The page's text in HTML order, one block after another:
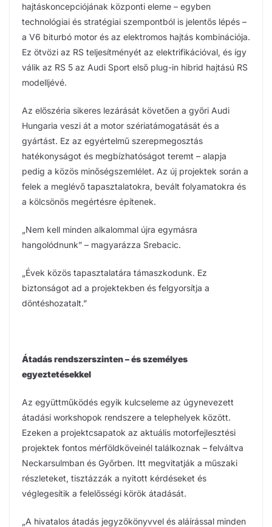
hajtáskoncepciójának központi eleme – egyben
technológiai és stratégiai szempontból is jelentős lépés –
a V6 biturbó motor és az elektromos hajtás kombinációja.
Ez ötvözi az RS teljesítményét az elektrifikációval, és így
válik az RS 5 az Audi Sport első plug-in hibrid hajtású RS
modelljévé.
Az előszéria sikeres lezárását követően a győri Audi
Hungaria veszi át a motor szériatámogatását és a
gyártást. Ez az egyértelmű szerepmegosztás
hatékonyságot és megbízhatóságot teremt – alapja
pedig a közös minőségszemlélet. Az új projektek során a
felek a meglévő tapasztalatokra, bevált folyamatokra és
a kölcsönös megértésre építenek.
„Nem kell minden alkalommal újra egymásra
hangolódnunk” – magyarázza Srebacic.
„Évek közös tapasztalatára támaszkodunk. Ez
biztonságot ad a projektekben és felgyorsítja a
döntéshozatalt.”
Átadás rendszerszinten – és személyes
egyeztetésekkel
Az együttműködés egyik kulcseleme az úgynevezett
átadási workshopok rendszere a telephelyek között.
Ezeken a projektcsapatok az aktuális motorfejlesztési
projektek fontos mérföldköveinél találkoznak – felváltva
Neckarsulmban és Győrben. Itt megvitatják a műszaki
részleteket, tisztázzák a nyitott kérdéseket és
véglegesítik a felelősségi körök átadását.
„A hivatalos átadás jegyzőkönyvvel és aláírással minden